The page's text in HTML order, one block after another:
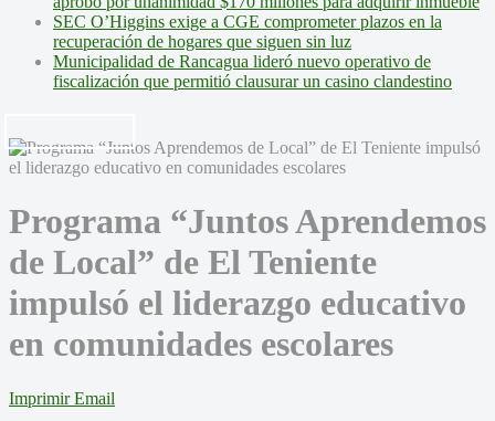
SEC O’Higgins exige a CGE comprometer plazos en la
recuperación de hogares que siguen sin luz
Municipalidad de Rancagua lideró nuevo operativo de
fiscalización que permitió clausurar un casino clandestino
Programa “Juntos Aprendemos
de Local” de El Teniente
impulsó el liderazgo educativo
en comunidades escolares
Imprimir Email